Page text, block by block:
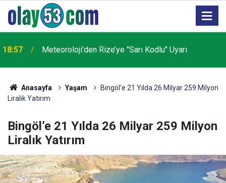
16:58 Çaykur Rizespor Cumartesi Günlerine Abone Oldu!
Anasayfa Yaşam
Bingöl’e 21 Yılda 26 Milyar 259 Milyon
Liralık Yatırım
Bingöl’e 21 Yılda 26 Milyar 259 Milyon
Liralık Yatırım